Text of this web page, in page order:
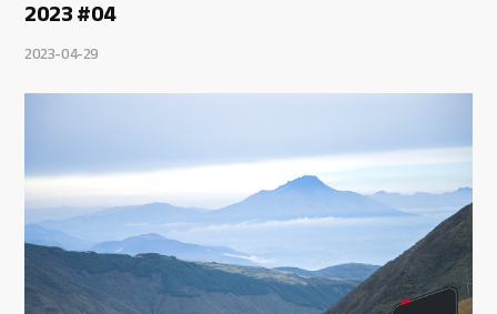
2023 #04
2023-04-29